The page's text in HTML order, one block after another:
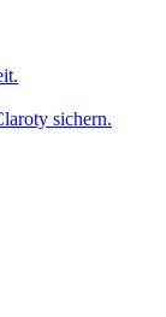
sichern.